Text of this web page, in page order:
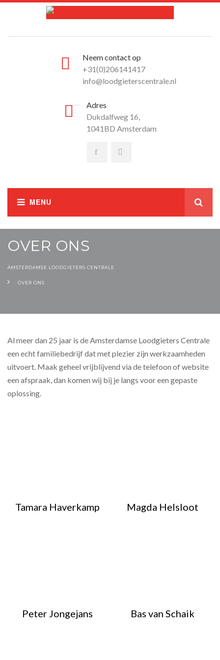
Neem contact op
+31(0)206141417
info@loodgieterscentrale.nl
Adres
Dukdalfweg 16,
1041BD Amsterdam
OVER ONS
AMSTERDAMSE LOODGIETERS CENTRALE
OVER ONS
Al meer dan 25 jaar is de Amsterdamse Loodgieters Centrale
een echt familiebedrijf dat met plezier zijn werkzaamheden
uitvoert. Maak geheel vrijblijvend via de telefoon of website
een afspraak, dan komen wij bij je langs voor een gepaste
oplossing.
Tamara Haverkamp Magda Helsloot
Peter Jongejans Bas van Schaik